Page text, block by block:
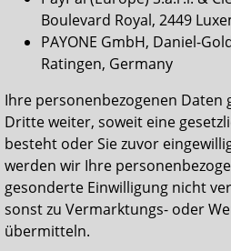
Boulevard Royal, 2449
PAYONE GmbH, Daniel-
Ratingen, Germany
Ihre personenbezogenen Daten
Dritte weiter, soweit eine
besteht oder Sie zuvor
werden wir Ihre
gesonderte Einwilligung nicht
sonst zu Vermarktungs- oder
übermitteln.